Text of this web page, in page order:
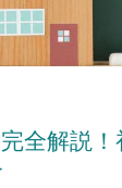
全解説！